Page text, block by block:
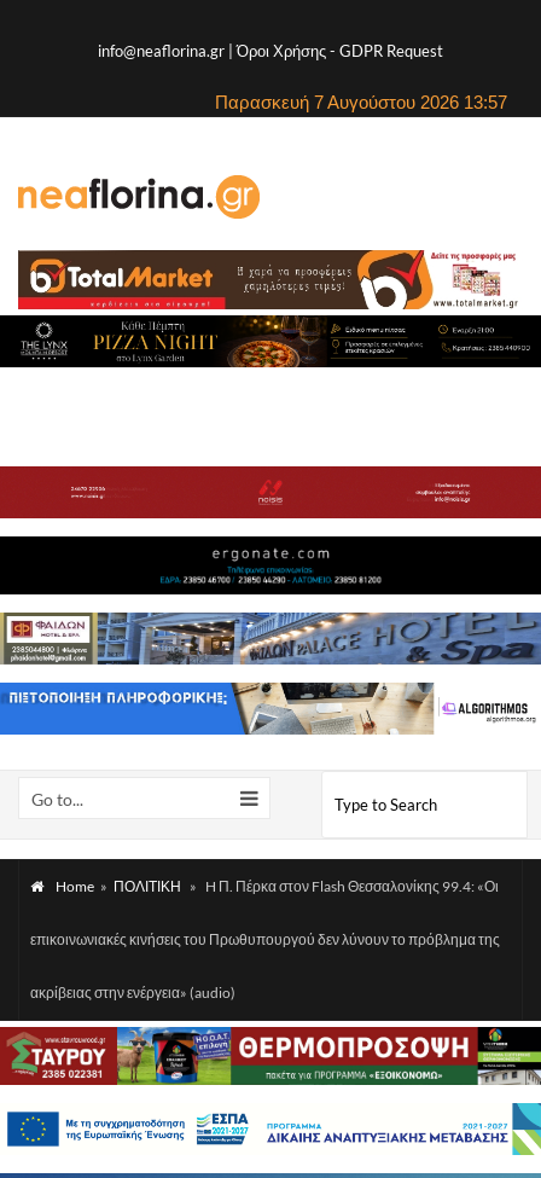
info@neaflorina.gr |Όροι Χρήσης- GDPR Request
Παρασκευή 7 Αυγούστου 2026 13:57
Go to...
Home » ΠΟΛΙΤΙΚΗ » H Π. Πέρκα στον Flash Θεσσαλονίκης 99.4: «Οι
επικοινωνιακές κινήσεις του Πρωθυπουργού δεν λύνουν το πρόβλημα της
ακρίβειας στην ενέργεια» (audio)